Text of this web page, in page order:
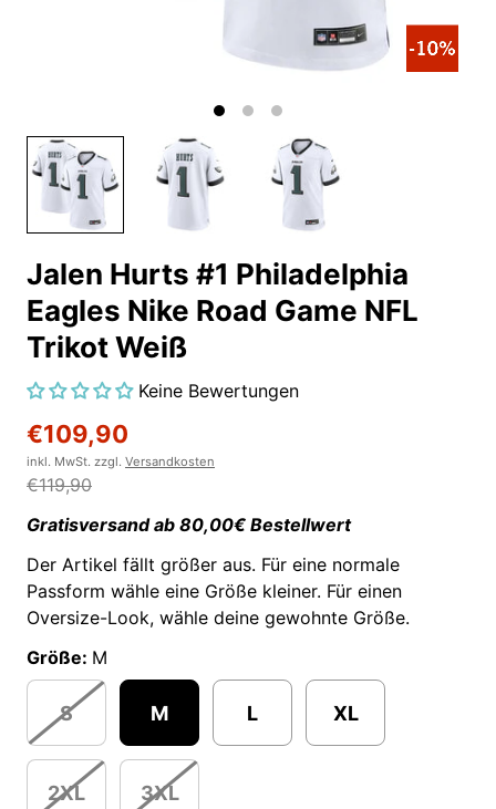
Jalen Hurts #1 Philadelphia
Eagles Nike Road Game NFL
Trikot Weiß
Keine Bewertungen
€109,90
inkl. MwSt. zzgl. Versandkosten
€119,90
Gratisversand ab 80,00€ Bestellwert
Der Artikel fällt größer aus. Für eine normale
Passform wähle eine Größe kleiner. Für einen
Oversize-Look, wähle deine gewohnte Größe.
Größe: M
S M L XL
2XL 3XL